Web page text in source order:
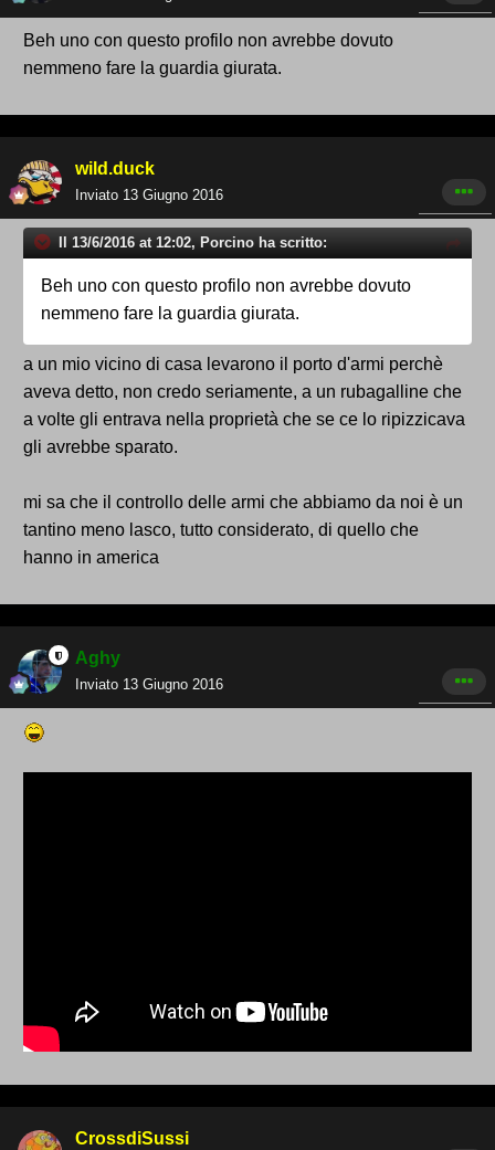
Beh uno con questo profilo non avrebbe dovuto
nemmeno fare la guardia giurata.
wild.duck
Inviato 13 Giugno 2016
Il 13/6/2016 at 12:02, Porcino ha scritto:
Beh uno con questo profilo non avrebbe dovuto
nemmeno fare la guardia giurata.
a un mio vicino di casa levarono il porto d'armi perchè
aveva detto, non credo seriamente, a un rubagalline che
a volte gli entrava nella proprietà che se ce lo ripizzicava
gli avrebbe sparato.
mi sa che il controllo delle armi che abbiamo da noi è un
tantino meno lasco, tutto considerato, di quello che
hanno in america
Aghy
Inviato 13 Giugno 2016
CrossdiSussi